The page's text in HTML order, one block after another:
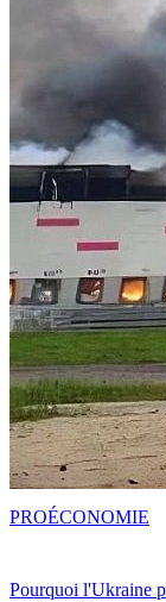
Pourquoi l'Ukraine
PROÉCONOMIE